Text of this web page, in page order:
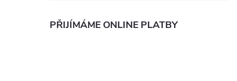
PŘIJÍMÁME ONLINE PLATBY